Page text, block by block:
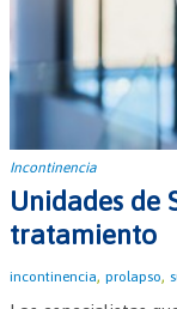
Incontinencia
Unidades de
tratamiento
incontinencia, prolapso,